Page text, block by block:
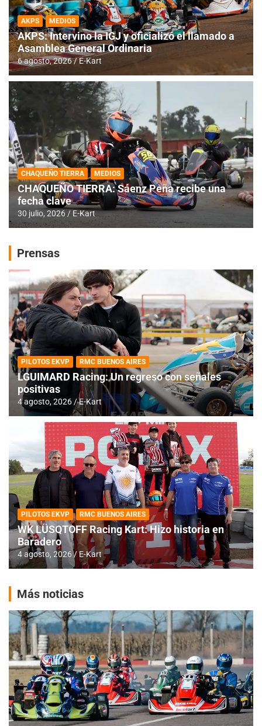
AKPS MEDIOS
AKPS: Intervino la IGJ y oficializó el llamado a
Asamblea General Ordinaria
6 agosto, 2026 E-Kart
CHAQUEÑO TIERRA MEDIOS
CHAQUEÑO TIERRA: Sáenz Peña recibe una
fecha clave
30 julio, 2026 E-Kart
Prensas
PILOTOS EKVP RMC BUENOS AIRES
LGUIMARD Racing: Un regreso con señales
positivas
4 agosto, 2026 E-Kart
PILOTOS EKVP RMC BUENOS AIRES
WK LÜSQTOFF Racing Kart: Hizo historia en
Baradero
4 agosto, 2026 E-Kart
Más noticias